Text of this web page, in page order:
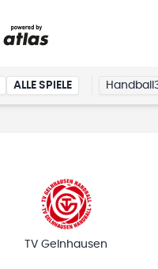
ALLE SPIELE
TV Gelnhausen